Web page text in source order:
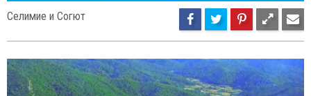
Селимие и Согют